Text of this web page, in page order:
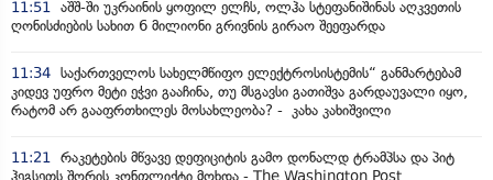
11:51
აშშ-ში უკრაინის ყოფილ ელჩს, ოლჰა სტეფანიშინას აღკვეთის
ღონისძიების სახით 6 მილიონი გრივნის გირაო შეეფარდა
11:34 საქართველოს სახელმწიფო ელექტროსისტემის“ განმარტებამ
კიდევ უფრო მეტი ეჭვი გააჩინა, თუ მსგავსი გათიშვა გარდაუვალი იყო,
რატომ არ გააფრთხილეს მოსახლეობა? - კახა კახიშვილი
11:21
რაკეტების მწვავე დეფიციტის გამო დონალდ ტრამპსა და პიტ
ჰეგსეთს შორის კონფლიქტი მოხდა - The Washington Post